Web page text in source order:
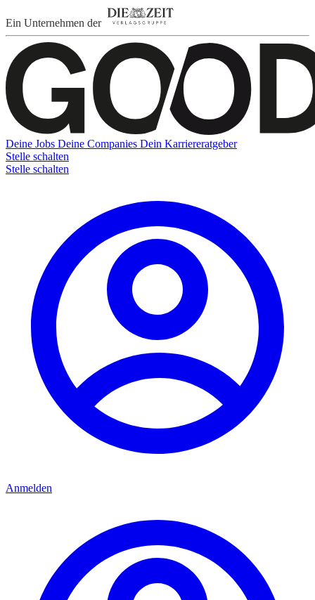
Ein Unternehmen der
Deine Jobs Deine Companies Dein Karriereratgeber
Stelle schalten
Stelle schalten
Anmelden